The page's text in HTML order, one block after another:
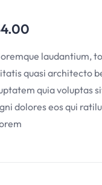
laudantium,
quasi architecto
quia voluptas
dolores eos qui